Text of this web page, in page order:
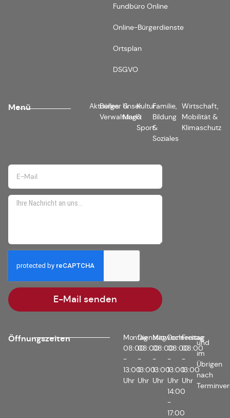
Fundbüro Online
Online-Bürgerdienste
Ortsplan
DSGVO
Menü Aktuelles
Bürger &
Verwaltung
Unser
Markt
Kultur
&
Sport
Familie,
Bildung
&
Soziales
Wirtschaft,
Mobilität &
Klimaschutz
E-Mail senden
Öffnungszeiten
Montag
08:00
-
13:00
Uhr
Dienstag
08:00
-
13:00
Uhr
Mittwoch
08:00
-
13:00
Uhr
Donnerstag
08:00
-
13:00
Uhr
14:00
-
17:00
Freitag
08:00
-
13:00
Uhr
und
im
Übrigen
nach